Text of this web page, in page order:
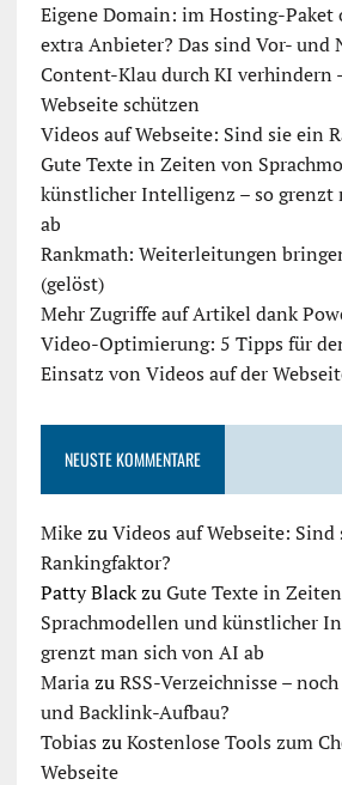
Eigene Domain: im Hosting-Paket
extra Anbieter? Das sind Vor- und
Content-Klau durch KI verhindern
Webseite schützen
Videos auf Webseite: Sind sie ein
Gute Texte in Zeiten von
künstlicher Intelligenz – so grenzt
ab
Rankmath: Weiterleitungen
(gelöst)
Mehr Zugriffe auf Artikel dank
Video-Optimierung: 5 Tipps für
Einsatz von Videos auf der
NEUSTE KOMMENTARE
MikezuVideos auf Webseite: Sind
Rankingfaktor?
Patty BlackzuGute Texte in
Sprachmodellen und künstlicher
grenzt man sich von AI ab
MariazuRSS-Verzeichnisse –
und Backlink-Aufbau?
Tobias zuKostenlose Tools zum
Webseite